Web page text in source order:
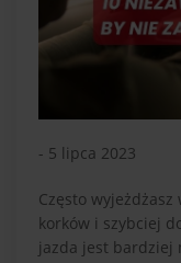
- 5 lipca 2023
Często
korków i szybciej
jazda jest bardziej